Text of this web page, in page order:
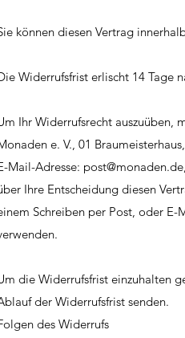
können diesen Vertrag
Widerrufsfrist erlischt 14 Tage
Ihr Widerrufsrecht auszuüben,
e. V., 01
Mail-Adresse: post@monaden.de,
Ihre Entscheidung diesen
Schreiben per Post, oder E-
die Widerrufsfrist einzuhalten
der Widerrufsfrist senden.
des Widerrufs